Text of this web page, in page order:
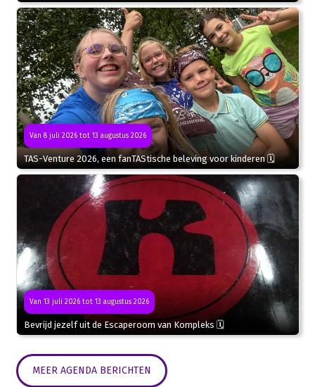
Van 8 juli 2026 tot 13 augustus 2026
TAS-Venture 2026, een fanTAStische beleving voor kinderen 🗓
Van 13 juli 2026 tot 13 augustus 2026
Bevrijd jezelf uit de Escaperoom van Kompleks 🗓
MEER AGENDA BERICHTEN